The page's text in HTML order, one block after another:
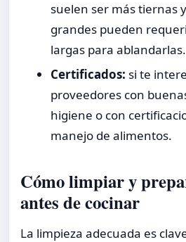
suelen ser más tiernas
grandes pueden
largas para ablandarlas.
Certificados: si te
proveedores con
higiene o con
manejo de alimentos.
Cómo limpiar y
antes de cocinar
La limpieza adecuada es